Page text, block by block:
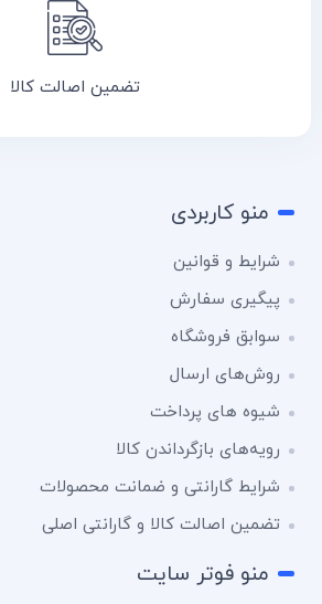
تضمین اصالت کالا
منو کاربردی
شرایط و قوانین
پیگیری سفارش
سوابق فروشگاه
روش‌های ارسال
شیوه های پرداخت
رویه‌های بازگرداندن کالا
شرایط گارانتی و ضمانت محصولات
تضمین اصالت کالا و گارانتی اصلی
منو فوتر سایت